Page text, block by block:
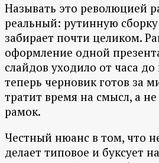
Называть это революцией
реальный: рутинную
забирает почти целиком.
оформление одной
слайдов уходило от часа
теперь черновик готов за
тратит время на смысл, а
рамок.
Честный нюанс в том, что
делает типовое и буксует